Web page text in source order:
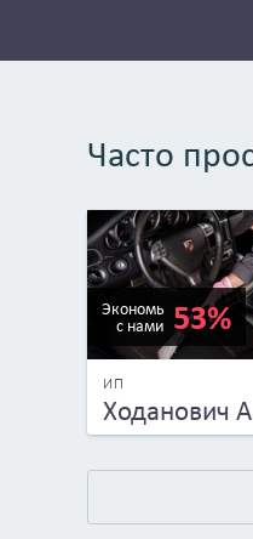
Часто
Экономь
с нами 53%
ИП
Ходанович